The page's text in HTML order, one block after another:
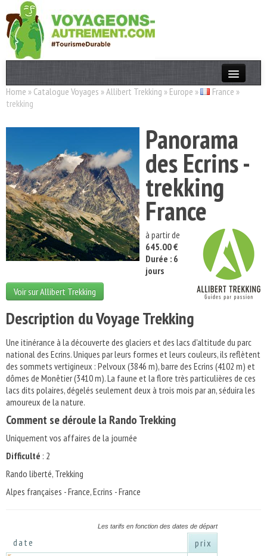
Actualités
Acteurs
Thèmes
OK
Home » Catalogue Voyages »Allibert Trekking » Europe » France »
trekking
Panorama
des Ecrins -
trekking
France
à partir de
645.00 €
Durée : 6
jours
Voir sur Allibert Trekking
Description du Voyage Trekking
Une itinérance à la découverte des glaciers et des lacs d'altitude du parc
national des Ecrins. Uniques par leurs formes et leurs couleurs, ils reflètent
des sommets vertigineux : Pelvoux (3846 m), barre des Ecrins (4102 m) et
dômes de Monêtier (3410 m). La faune et la flore très particulières de ces
lacs dits polaires, dégelés seulement deux à trois mois par an, séduira les
amoureux de la nature.
Comment se déroule la Rando Trekking
Uniquement vos affaires de la journée
Difficulté : 2
Rando liberté, Trekking
Alpes françaises - France, Ecrins - France
Les tarifs en fonction des dates de départ
date
prix